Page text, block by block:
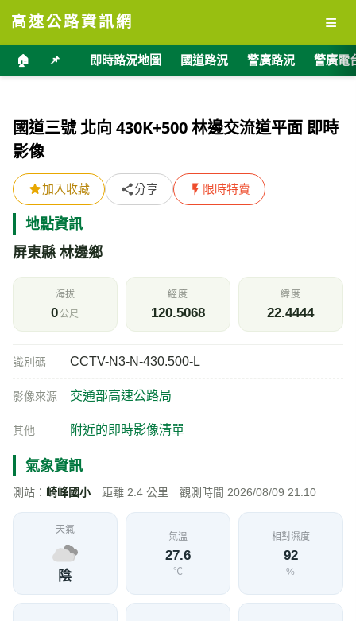
高速公路資訊網 ≡
🏠 📌 即時路況地圖 國道路況 警廣路況 警廣電
國道三號 北向 430K+500 林邊交流道平面 即時
影像
加入收藏 分享 限時特賣
地點資訊
屏東縣 林邊鄉
海拔
0公尺
經度
120.5068
緯度
22.4444
識別碼 CCTV-N3-N-430.500-L
影像來源 交通部高速公路局
其他 附近的即時影像清單
氣象資訊
測站： 崎峰國小 距離 2.4 公里 觀測時間 2026/08/09 21:10
天氣
陰
氣溫
27.6
℃
相對濕度
92
%